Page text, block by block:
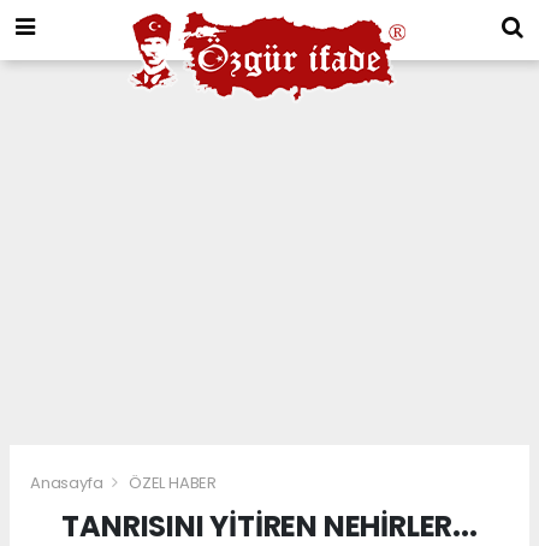
Anasayfa ÖZEL HABER
TANRISINI YİTİREN NEHİRLER...